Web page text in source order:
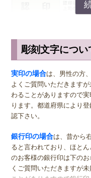
サイズ選びのアド
実印の男性用は、堂々と
ミリがおすすめです。女
リ。女性用の実印で名の
の方でご結婚されている
なるのが一般的ですが、
女関係なく大きいものを
り下さい。印材によって
際は、各商品ページにて
銀行印の男性用は、16.5
彫刻文字につい
実印の場合は、男性の方
よくご質問いただきます
わることがありますので
ります。都道府県により
認下さい。
銀行印の場合は、昔から
ると言われており、ほと
のお客様の銀行印は下の
くご質問いただきますが